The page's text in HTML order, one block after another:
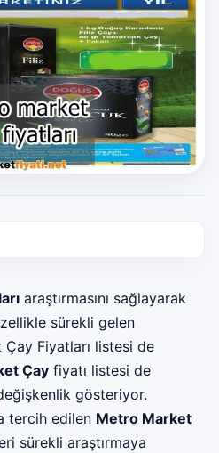
araştırmasını sağlayarak
sürekli gelen
Fiyatları listesi de
Çay fiyatı listesi de
gösteriyor.
tercih edilen Metro Market
sürekli araştırmaya